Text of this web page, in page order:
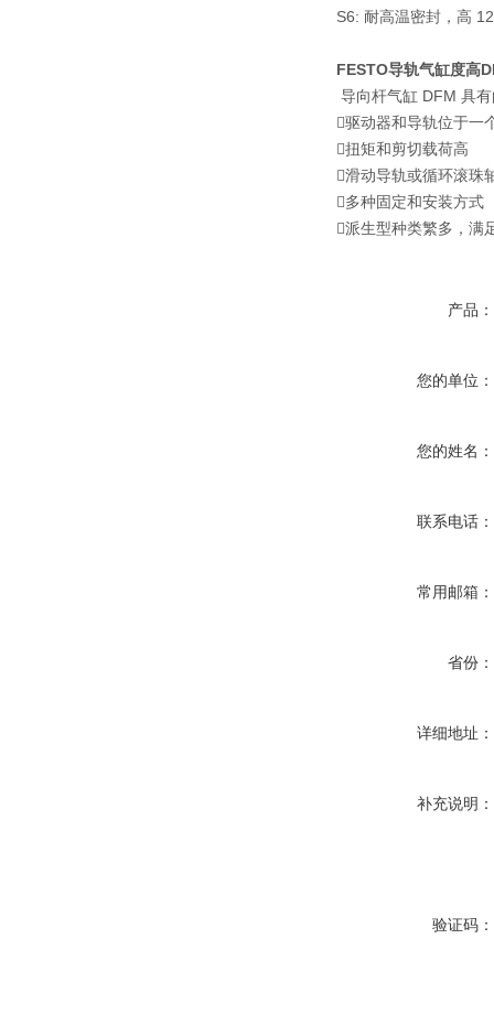
S6: 耐高温密封，高
FESTO导轨气缸度高
导向杆气缸 DFM 具
驱动器和导轨位于一
扭矩和剪切载荷高
滑动导轨或循环滚珠
多种固定和安装方式
派生型种类繁多，满
产品：
您的单位：
您的姓名：
联系电话：
常用邮箱：
省份：
详细地址：
补充说明：
验证码：